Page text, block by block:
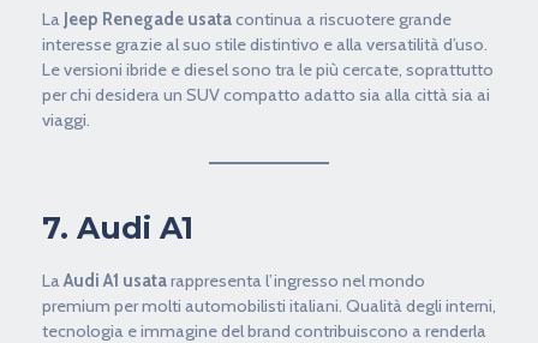
La Jeep Renegade usatacontinua a riscuotere grande
interesse grazie al suo stile distintivo e alla versatilità d’uso.
Le versioni ibride e diesel sono tra le più cercate, soprattutto
per chi desidera un SUV compatto adatto sia alla città sia ai
viaggi.
7. Audi A1
LaAudi A1 usatarappresenta l’ingresso nel mondo
premium per molti automobilisti italiani. Qualità degli interni,
tecnologia e immagine del brand contribuiscono a renderla